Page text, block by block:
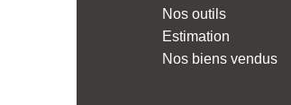
Nos outils
Estimation
Nos biens vendus